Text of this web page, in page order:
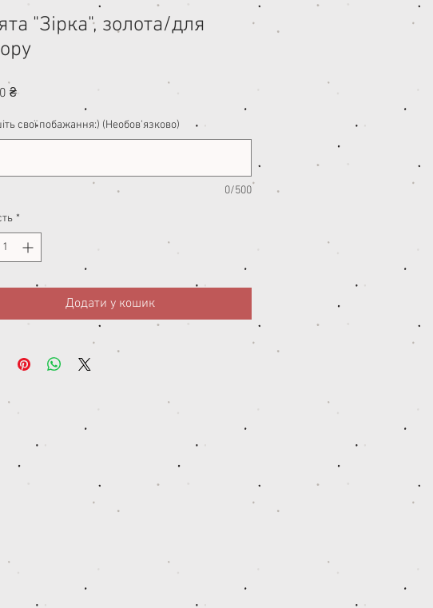
"Зірка", золота/для
₴Ціна
свої побажання:) (Необов'язково)
0/500
*
Додати у кошик